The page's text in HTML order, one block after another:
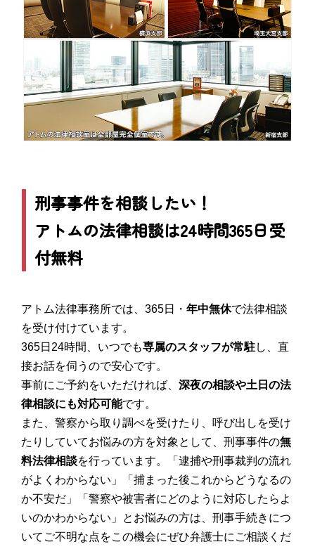
刑事事件を相談したい！
アトムの法律相談は24時間365日受
付無料
アトム法律事務所では、365日・ 年中無休で法律相談
を受け付けています。
365日24時間、いつでも専属のスタッフが常駐し、直
接お話を伺うので安心です。
事前にご予約をいただければ、 深夜の相談や土日の法
律相談にも対応可能です。
また、警察から取り調べを受けたり、呼び出しを受け
たりしていてお悩みの方を対象として、刑事事件の無
料法律相談を行っています。「逮捕や刑事裁判の流れ
がよくわからない」「捕まった後これからどうなるの
か不安だ」「警察や被害者にどのように対応したらよ
いのかわからない」とお悩みの方は、刑事手続きにつ
いてご不明な点をこの機会にぜひ弁護士にご相談くだ